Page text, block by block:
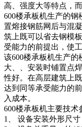
高、强度大等特点，
600楼承板机生产的
置熔接钢筋网后与混
筑上既可以省去钢模
受能力的前提出，使
该600楼承板机生产
大、、安装时铺置点
性好。在高层建筑上
达到同等承受能力的
入成本。
600楼承板机主要技术
1、 设备安装外形尺寸